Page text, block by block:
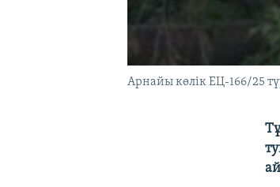
Арнайы көлік ЕЦ-166/25